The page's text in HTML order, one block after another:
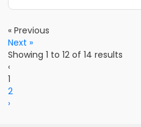
« Previous
Next »
Showing1 to12 of14 results
‹
1
2
›